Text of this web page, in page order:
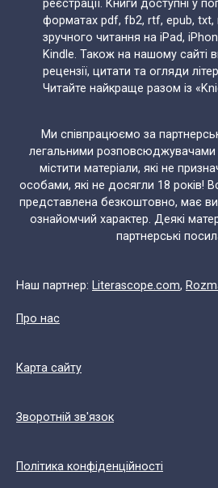
реєстрації. Книги доступні у
форматах pdf, fb2, rtf, epub, txt,
зручного читання на iPad,
Kindle. Також на нашому сайті
рецензії, цитати та огляди
Читайте найкраще разом із
Ми співпрацюємо за
легальними розповсюджувачами
містити матеріали, які не
особами, які не досягли 18 років!
представлена безкоштовно, має
ознайомчий характер. Деякі
партнерські
Наш партнер: Literascope.com,
Про нас
Карта сайту
Зворотній зв'язок
Політика конфіденційності